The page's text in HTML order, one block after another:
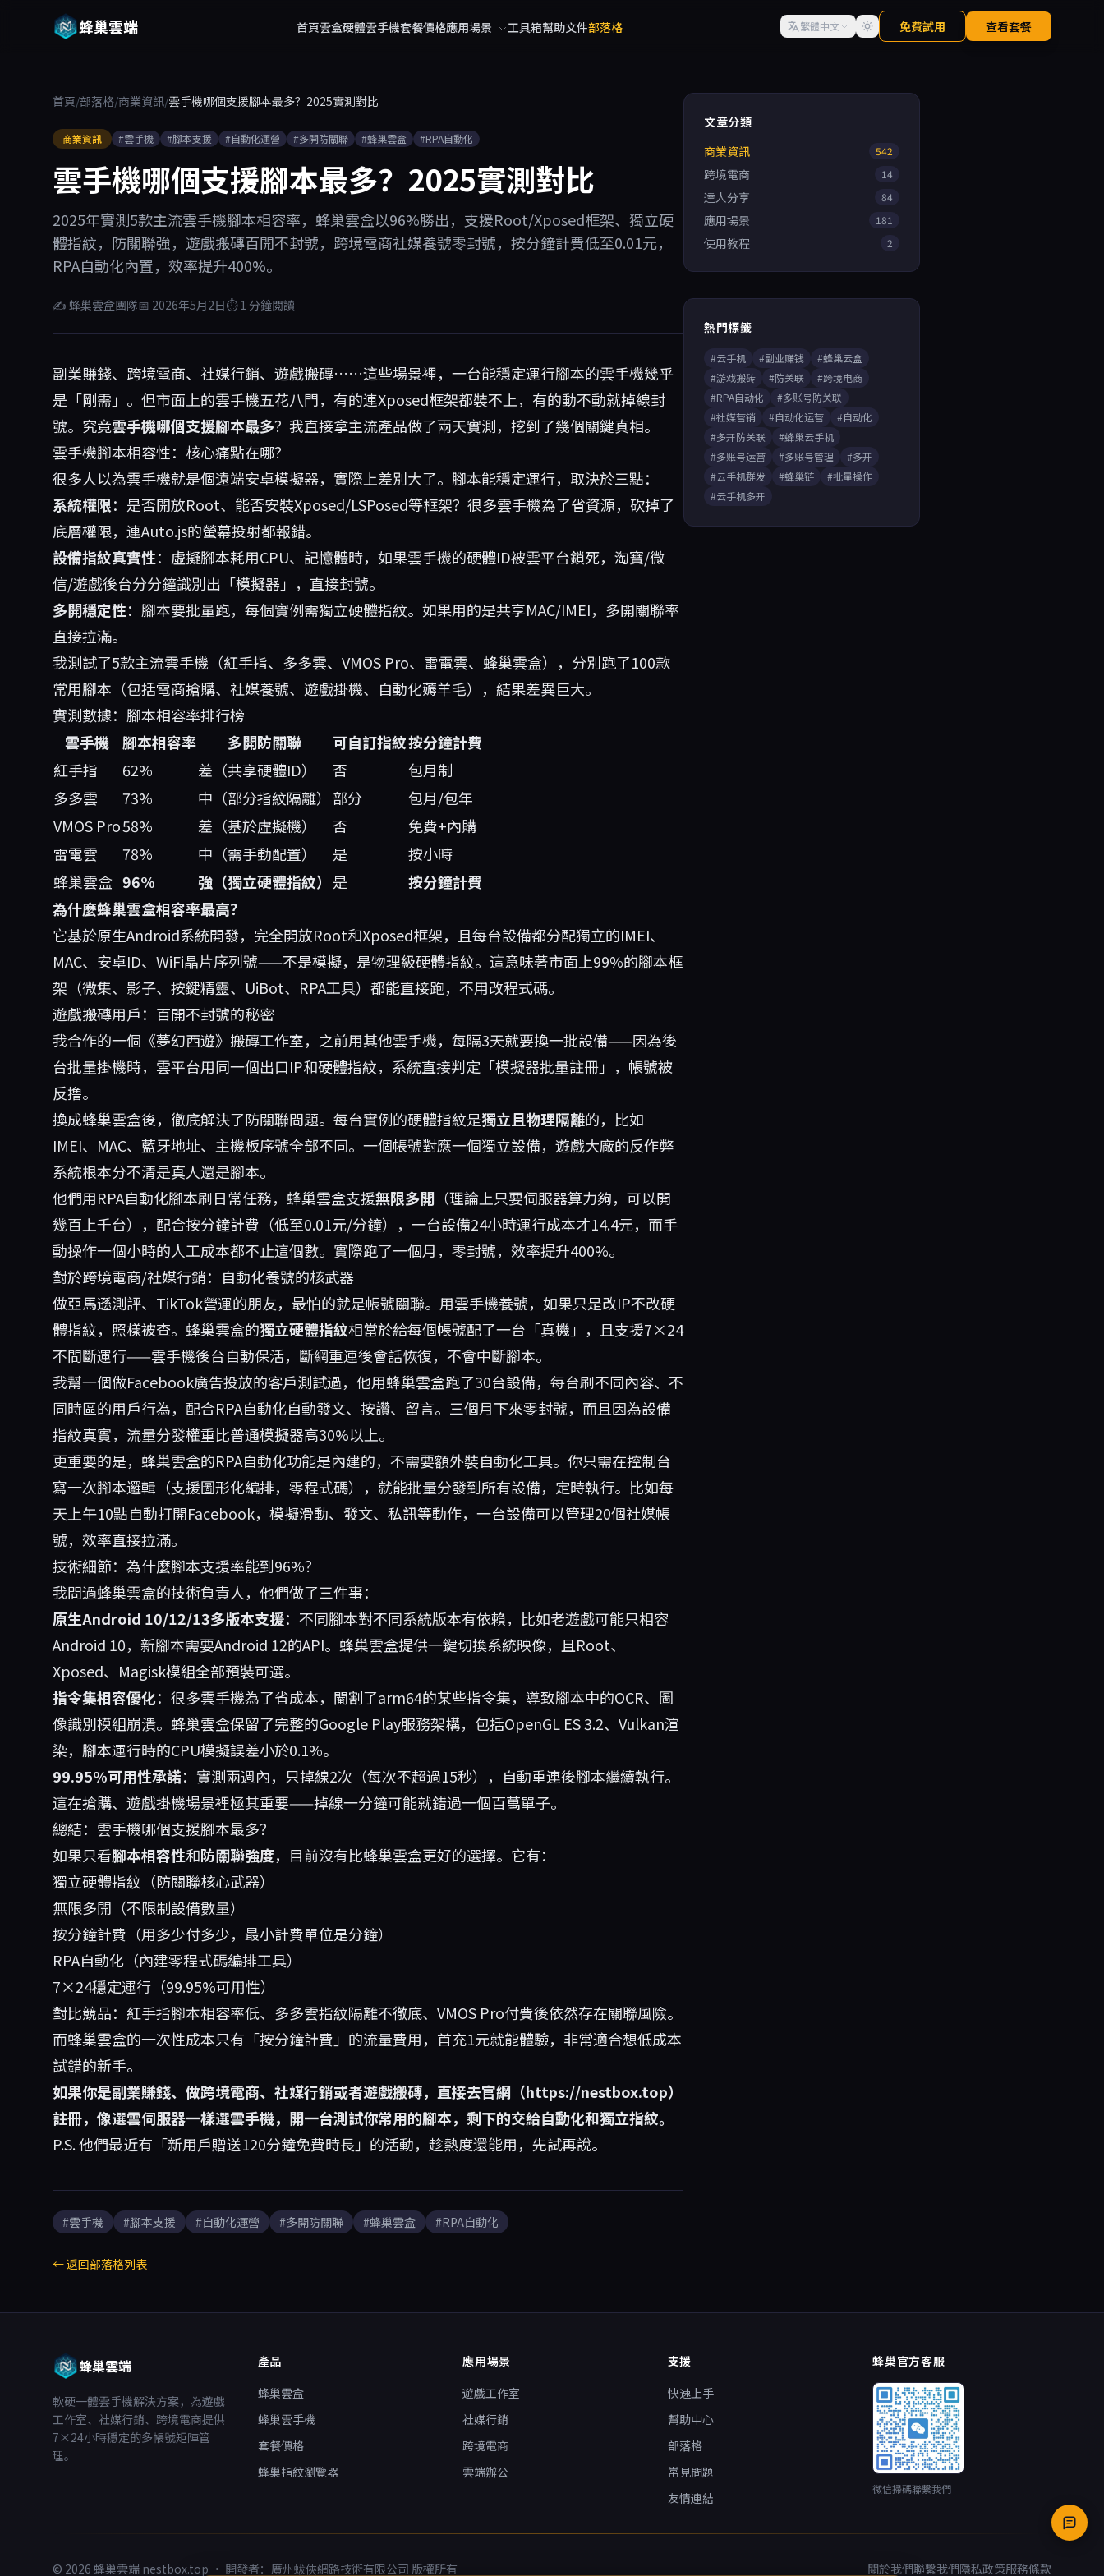
蜂巢雲端 首頁雲盒硬體雲手機套餐價格應用場景 工具箱幫助文件部落格 繁體中文 免費試用 查看套餐
首頁/部落格/商業資訊/雲手機哪個支援腳本最多？2025實測對比
商業資訊 #雲手機 #腳本支援 #自動化運營 #多開防關聯 #蜂巢雲盒 #RPA自動化
雲手機哪個支援腳本最多？2025實測對比
2025年實測5款主流雲手機腳本相容率，蜂巢雲盒以96%勝出，支援Root/Xposed框架、獨立硬
體指紋，防關聯強，遊戲搬磚百開不封號，跨境電商社媒養號零封號，按分鐘計費低至0.01元，
RPA自動化內置，效率提升400%。
✍ 蜂巢雲盒團隊📅 2026年5月2日⏱ 1 分鐘閱讀
副業賺錢、跨境電商、社媒行銷、遊戲搬磚……這些場景裡，一台能穩定運行腳本的雲手機幾乎
是「剛需」。但市面上的雲手機五花八門，有的連Xposed框架都裝不上，有的動不動就掉線封
號。究竟雲手機哪個支援腳本最多？我直接拿主流產品做了兩天實測，挖到了幾個關鍵真相。
雲手機腳本相容性：核心痛點在哪？
很多人以為雲手機就是個遠端安卓模擬器，實際上差別大了。腳本能穩定運行，取決於三點：
系統權限：是否開放Root、能否安裝Xposed/LSPosed等框架？很多雲手機為了省資源，砍掉了
底層權限，連Auto.js的螢幕投射都報錯。
設備指紋真實性：虛擬腳本耗用CPU、記憶體時，如果雲手機的硬體ID被雲平台鎖死，淘寶/微
信/遊戲後台分分鐘識別出「模擬器」，直接封號。
多開穩定性：腳本要批量跑，每個實例需獨立硬體指紋。如果用的是共享MAC/IMEI，多開關聯率
直接拉滿。
我測試了5款主流雲手機（紅手指、多多雲、VMOS Pro、雷電雲、蜂巢雲盒），分別跑了100款
常用腳本（包括電商搶購、社媒養號、遊戲掛機、自動化薅羊毛），結果差異巨大。
實測數據：腳本相容率排行榜
雲手機
腳本相容率 多開防關聯 可自訂指紋按分鐘計費
紅手指
62% 差（共享硬體ID） 否
包月制
多多雲
73% 中（部分指紋隔離） 部分
包月/包年
VMOS Pro58% 差（基於虛擬機） 否
免費+內購
雷電雲
78% 中（需手動配置） 是
按小時
蜂巢雲盒 96% 強（獨立硬體指紋） 是
按分鐘計費
為什麼蜂巢雲盒相容率最高？
它基於原生Android系統開發，完全開放Root和Xposed框架，且每台設備都分配獨立的IMEI、
MAC、安卓ID、WiFi晶片序列號——不是模擬，是物理級硬體指紋。這意味著市面上99%的腳本框
架（微集、影子、按鍵精靈、UiBot、RPA工具）都能直接跑，不用改程式碼。
遊戲搬磚用戶：百開不封號的秘密
我合作的一個《夢幻西遊》搬磚工作室，之前用其他雲手機，每隔3天就要換一批設備——因為後
台批量掛機時，雲平台用同一個出口IP和硬體指紋，系統直接判定「模擬器批量註冊」，帳號被
反撸。
換成蜂巢雲盒後，徹底解決了防關聯問題。每台實例的硬體指紋是獨立且物理隔離的，比如
IMEI、MAC、藍牙地址、主機板序號全部不同。一個帳號對應一個獨立設備，遊戲大廠的反作弊
系統根本分不清是真人還是腳本。
他們用RPA自動化腳本刷日常任務，蜂巢雲盒支援無限多開 （理論上只要伺服器算力夠，可以開
幾百上千台），配合按分鐘計費（低至0.01元/分鐘），一台設備24小時運行成本才14.4元，而手
動操作一個小時的人工成本都不止這個數。實際跑了一個月，零封號，效率提升400%。
對於跨境電商/社媒行銷：自動化養號的核武器
做亞馬遜測評、TikTok營運的朋友，最怕的就是帳號關聯。用雲手機養號，如果只是改IP不改硬
體指紋，照樣被查。蜂巢雲盒的獨立硬體指紋相當於給每個帳號配了一台「真機」，且支援7×24
不間斷運行——雲手機後台自動保活，斷網重連後會話恢復，不會中斷腳本。
我幫一個做Facebook廣告投放的客戶測試過，他用蜂巢雲盒跑了30台設備，每台刷不同內容、不
同時區的用戶行為，配合RPA自動化自動發文、按讚、留言。三個月下來零封號，而且因為設備
指紋真實，流量分發權重比普通模擬器高30%以上。
更重要的是， 蜂巢雲盒的RPA自動化功能是內建的，不需要額外裝自動化工具。你只需在控制台
寫一次腳本邏輯（支援圖形化編排，零程式碼），就能批量分發到所有設備，定時執行。比如每
天上午10點自動打開Facebook，模擬滑動、發文、私訊等動作，一台設備可以管理20個社媒帳
號，效率直接拉滿。
技術細節：為什麼腳本支援率能到96%？
我問過蜂巢雲盒的技術負責人，他們做了三件事：
原生Android 10/12/13多版本支援：不同腳本對不同系統版本有依賴，比如老遊戲可能只相容
Android 10，新腳本需要Android 12的API。蜂巢雲盒提供一鍵切換系統映像，且Root、
Xposed、Magisk模組全部預裝可選。
指令集相容優化：很多雲手機為了省成本，閹割了arm64的某些指令集，導致腳本中的OCR、圖
像識別模組崩潰。蜂巢雲盒保留了完整的Google Play服務架構，包括OpenGL ES 3.2、Vulkan渲
染，腳本運行時的CPU模擬誤差小於0.1%。
99.95%可用性承諾：實測兩週內，只掉線2次（每次不超過15秒），自動重連後腳本繼續執行。
這在搶購、遊戲掛機場景裡極其重要——掉線一分鐘可能就錯過一個百萬單子。
總結：雲手機哪個支援腳本最多？
如果只看腳本相容性和防關聯強度，目前沒有比蜂巢雲盒更好的選擇。它有：
獨立硬體指紋（防關聯核心武器）
無限多開（不限制設備數量）
按分鐘計費（用多少付多少，最小計費單位是分鐘）
RPA自動化（內建零程式碼編排工具）
7×24穩定運行（99.95%可用性）
對比競品：紅手指腳本相容率低、多多雲指紋隔離不徹底、VMOS Pro付費後依然存在關聯風險。
而蜂巢雲盒的一次性成本只有「按分鐘計費」的流量費用，首充1元就能體驗，非常適合想低成本
試錯的新手。
如果你是副業賺錢、做跨境電商、社媒行銷或者遊戲搬磚，直接去官網（https://nestbox.top）
註冊，像選雲伺服器一樣選雲手機，開一台測試你常用的腳本，剩下的交給自動化和獨立指紋。
P.S. 他們最近有「新用戶贈送120分鐘免費時長」的活動，趁熱度還能用，先試再說。
#雲手機 #腳本支援 #自動化運營 #多開防關聯 #蜂巢雲盒 #RPA自動化
← 返回部落格列表
文章分類
商業資訊
542
跨境電商 14
達人分享 84
應用場景 181
使用教程 2
熱門標籤
#云手机 #副业赚钱
#蜂巢云盒
#游戏搬砖
#防关联
#跨境电商
#RPA自动化
#多账号防关联
#社媒营销
#自动化运营
#自动化
#多开防关联
#蜂巢云手机
#多账号运营
#多账号管理
#多开
#云手机群发
#蜂巢链
#批量操作
#云手机多开
蜂巢雲端
軟硬一體雲手機解決方案，為遊戲
工作室、社媒行銷、跨境電商提供
7×24小時穩定的多帳號矩陣管
理。
產品
蜂巢雲盒
蜂巢雲手機
套餐價格
蜂巢指紋瀏覽器
應用場景
遊戲工作室
社媒行銷
跨境電商
雲端辦公
支援
快速上手
幫助中心
部落格
常見問題
友情連結
蜂巢官方客服
微信掃碼聯繫我們
© 2026 蜂巢雲端 nestbox.top · 開發者：廣州蛂俠網路技術有限公司 版權所有 關於我們聯繫我們隱私政策服務條款